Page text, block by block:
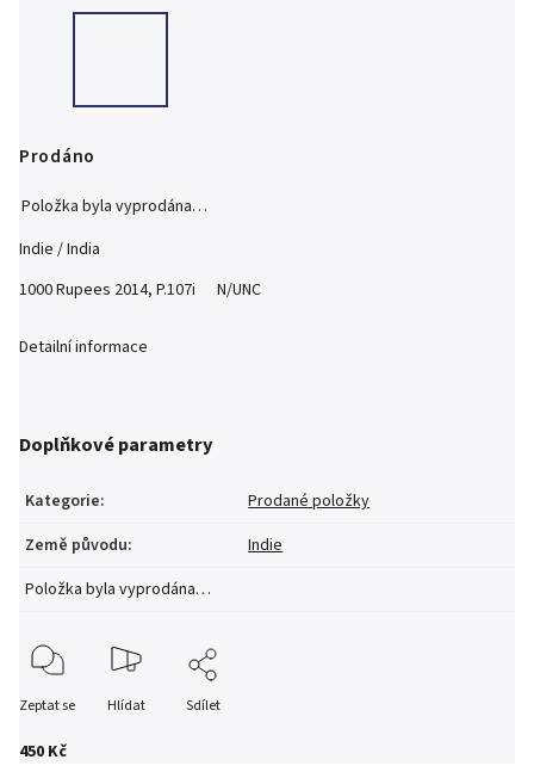
450 Kč
Prodáno
Položka byla vyprodána…
Indie / India
1000 Rupees 2014, P.107i N/UNC
Detailní informace
Doplňkové parametry
Kategorie:
Prodané položky
Země původu:
Indie
Položka byla vyprodána…
Zeptat se Hlídat Sdílet